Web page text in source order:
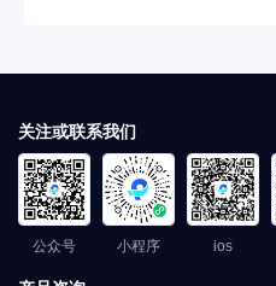
关注或联系我们
公众号 小程序 ios